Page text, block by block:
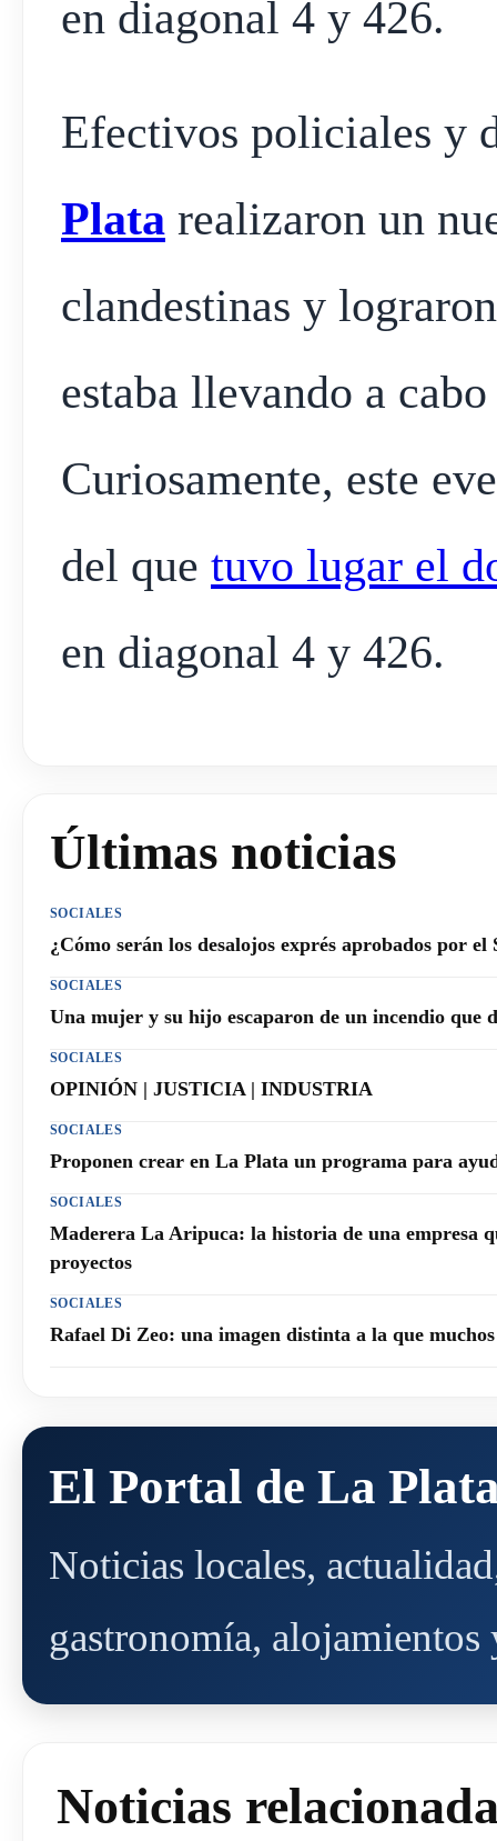
en diagonal 4 y 426.
Efectivos policiales y
Plata realizaron un
clandestinas y
estaba llevando a
Curiosamente, este
del que tuvo lugar el
en diagonal 4 y 426.
Últimas noticias
SOCIALES
¿Cómo serán los desalojos exprés aprobados por el
SOCIALES
Una mujer y su hijo escaparon de un incendio que
SOCIALES
OPINIÓN | JUSTICIA | INDUSTRIA
SOCIALES
Proponen crear en La Plata un programa para
SOCIALES
Maderera La Aripuca: la historia de una empresa
proyectos
SOCIALES
Rafael Di Zeo: una imagen distinta a la que
El Portal de La
Noticias locales,
gastronomía,
Noticias